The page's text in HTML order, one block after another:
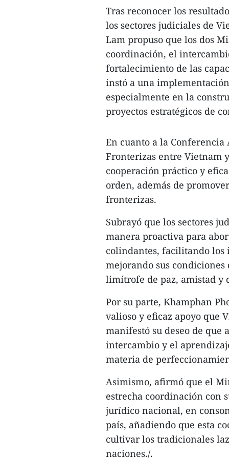
Tras reconocer los
los sectores judiciales de
Lam propuso que los dos
coordinación, el
fortalecimiento de las
instó a una
especialmente en la
proyectos estratégicos de
En cuanto a la
Fronterizas entre Vietnam
cooperación práctico y
orden, además de
fronterizas.​
Subrayó que los sectores
manera proactiva para
colindantes, facilitando los
mejorando sus
limítrofe de paz, amistad y
Por su parte, Khamphan
valioso y eficaz apoyo que
manifestó su deseo de
intercambio y el
materia de
Asimismo, afirmó que el
estrecha coordinación con
jurídico nacional, en
país, añadiendo que esta
cultivar los tradicionales
naciones./.